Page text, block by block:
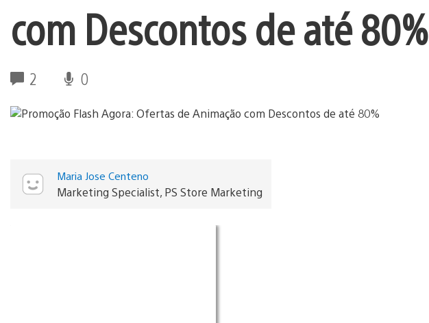
com Descontos de até 80%
2 0
Maria Jose Centeno
Marketing Specialist, PS Store Marketing